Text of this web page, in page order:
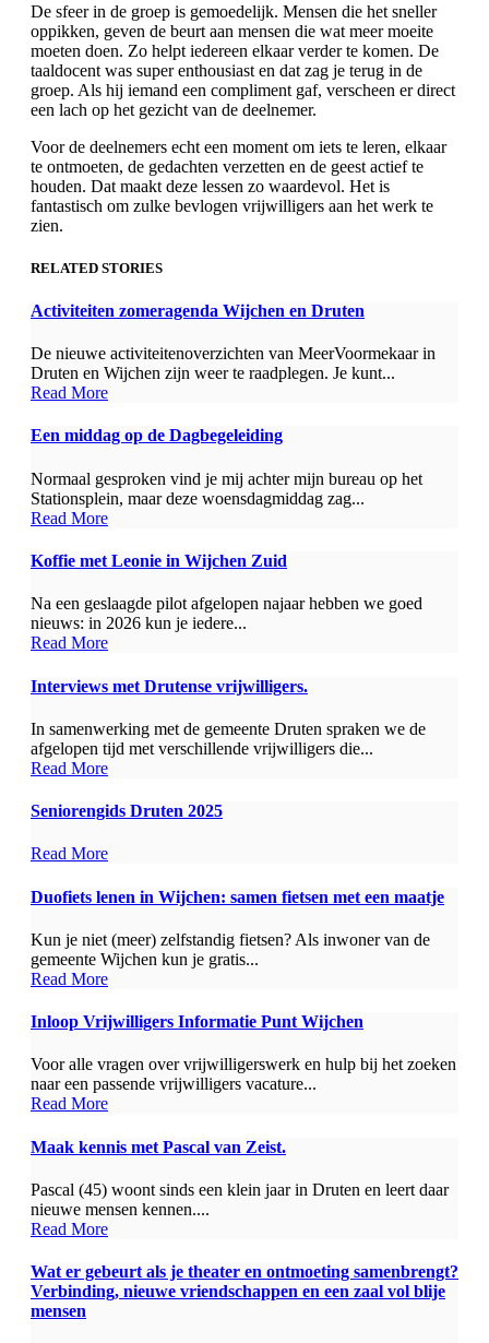
De sfeer in de groep is gemoedelijk. Mensen die het sneller
oppikken, geven de beurt aan mensen die wat meer moeite
moeten doen. Zo helpt iedereen elkaar verder te komen. De
taaldocent was super enthousiast en dat zag je terug in de
groep. Als hij iemand een compliment gaf, verscheen er direct
een lach op het gezicht van de deelnemer.
Voor de deelnemers echt een moment om iets te leren, elkaar
te ontmoeten, de gedachten verzetten en de geest actief te
houden. Dat maakt deze lessen zo waardevol. Het is
fantastisch om zulke bevlogen vrijwilligers aan het werk te
zien.
RELATED STORIES
Activiteiten zomeragenda Wijchen en Druten
De nieuwe activiteitenoverzichten van MeerVoormekaar in
Druten en Wijchen zijn weer te raadplegen. Je kunt...
Read More
Een middag op de Dagbegeleiding
Normaal gesproken vind je mij achter mijn bureau op het
Stationsplein, maar deze woensdagmiddag zag...
Read More
Koffie met Leonie in Wijchen Zuid
Na een geslaagde pilot afgelopen najaar hebben we goed
nieuws: in 2026 kun je iedere...
Read More
Interviews met Drutense vrijwilligers.
In samenwerking met de gemeente Druten spraken we de
afgelopen tijd met verschillende vrijwilligers die...
Read More
Seniorengids Druten 2025
Read More
Duofiets lenen in Wijchen: samen fietsen met een maatje
Kun je niet (meer) zelfstandig fietsen? Als inwoner van de
gemeente Wijchen kun je gratis...
Read More
Inloop Vrijwilligers Informatie Punt Wijchen
Voor alle vragen over vrijwilligerswerk en hulp bij het zoeken
naar een passende vrijwilligers vacature...
Read More
Maak kennis met Pascal van Zeist.
Pascal (45) woont sinds een klein jaar in Druten en leert daar
nieuwe mensen kennen....
Read More
Wat er gebeurt als je theater en ontmoeting samenbrengt?
Verbinding, nieuwe vriendschappen en een zaal vol blije
mensen